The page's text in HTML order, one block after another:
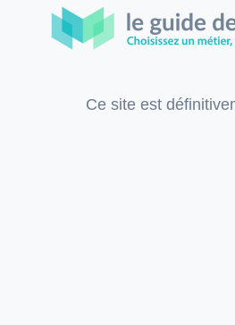
Ce site est